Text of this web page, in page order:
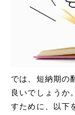
では、短納期の
良いでしょうか
すために、以下